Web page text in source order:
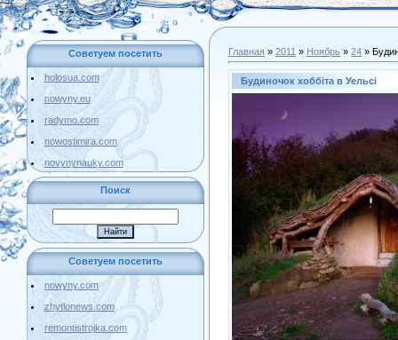
Советуем посетить
holosua.com
nowyny.eu
radymo.com
nowostimira.com
novynynauky.com
Поиск
Советуем посетить
nowyny.com
zhytlonews.com
remontistrojka.com
Главная » 2011 » Ноябрь » 24 »
Будиночок хоббіта в Уельсі